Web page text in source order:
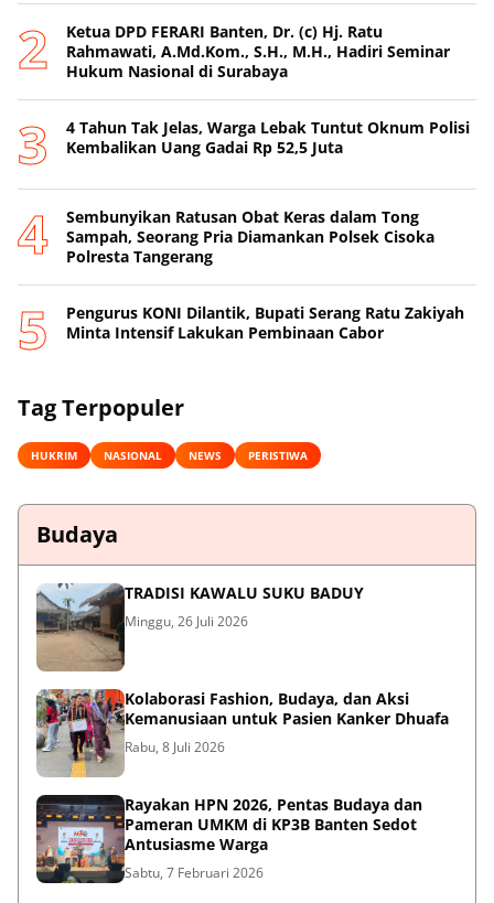
Ketua DPD FERARI Banten, Dr. (c) Hj. Ratu
Rahmawati, A.Md.Kom., S.H., M.H., Hadiri Seminar
Hukum Nasional di Surabaya
4 Tahun Tak Jelas, Warga Lebak Tuntut Oknum Polisi
Kembalikan Uang Gadai Rp 52,5 Juta
Sembunyikan Ratusan Obat Keras dalam Tong
Sampah, Seorang Pria Diamankan Polsek Cisoka
Polresta Tangerang
Pengurus KONI Dilantik, Bupati Serang Ratu Zakiyah
Minta Intensif Lakukan Pembinaan Cabor
Tag Terpopuler
HUKRIM NASIONAL NEWS PERISTIWA
Budaya
TRADISI KAWALU SUKU BADUY
Minggu, 26 Juli 2026
Kolaborasi Fashion, Budaya, dan Aksi
Kemanusiaan untuk Pasien Kanker Dhuafa
Rabu, 8 Juli 2026
Rayakan HPN 2026, Pentas Budaya dan
Pameran UMKM di KP3B Banten Sedot
Antusiasme Warga
Sabtu, 7 Februari 2026